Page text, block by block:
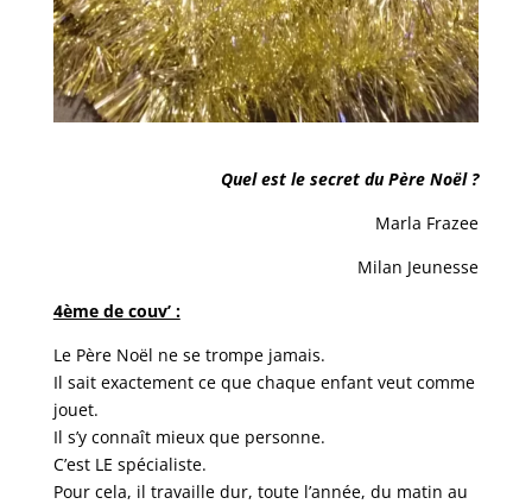
Quel est le secret du Père Noël ?
Marla Frazee
Milan Jeunesse
4ème de couv’ :
Le Père Noël ne se trompe jamais.
Il sait exactement ce que chaque enfant veut comme
jouet.
Il s’y connaît mieux que personne.
C’est LE spécialiste.
Pour cela, il travaille dur, toute l’année, du matin au